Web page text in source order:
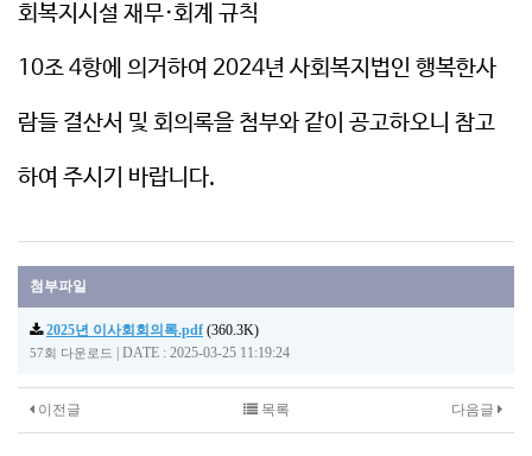
회복지시설 재무·회계 규칙
10조 4항에 의거하여 2024년 사회복지법인 행복한사
람들 결산서 및 회의록을 첨부와 같이 공고하오니 참고
하여 주시기 바랍니다.
첨부파일
2025년 이사회회의록.pdf (360.3K)
57회 다운로드 DATE : 2025-03-25 11:19:24
이전글 다음글
목록